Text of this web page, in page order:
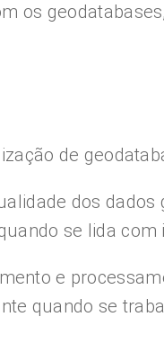
os
de
dos
se lida
e
quando se